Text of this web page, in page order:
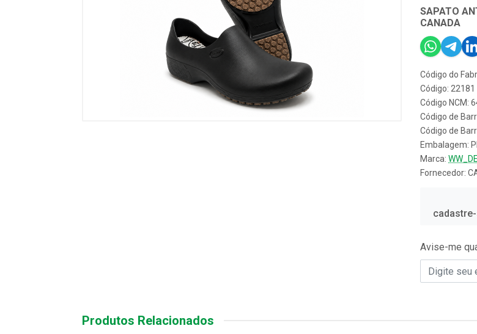
SAPATO
CANADA
Código do
Código: 22181
Código NCM:
Código de
Código de
Embalagem:
Marca:
Fornecedor:
Avise-me
Produtos Relacionados